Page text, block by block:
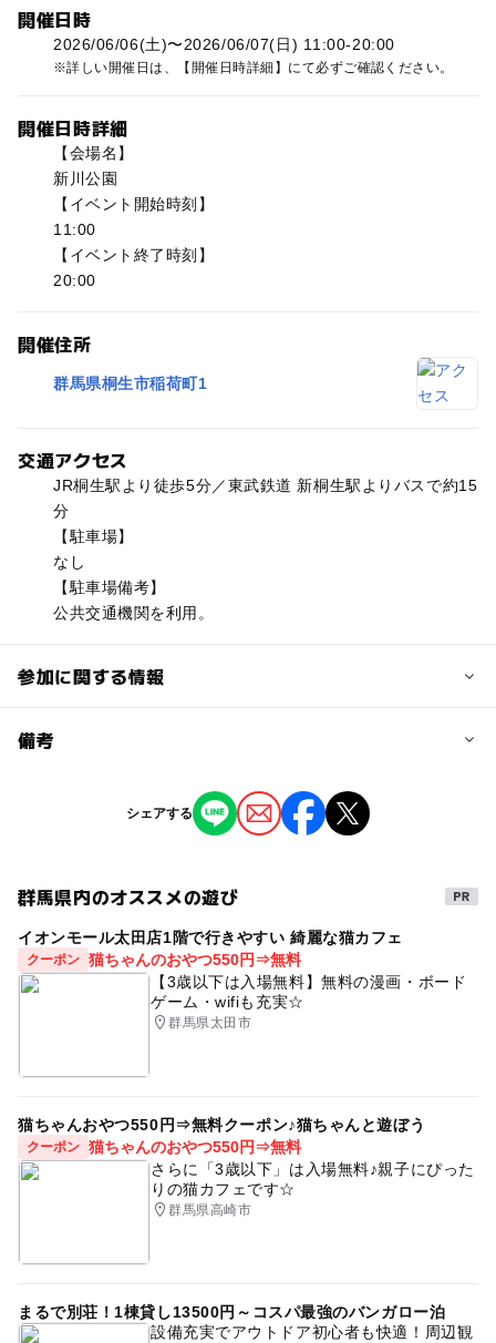
開催日時
2026/06/06(土)〜2026/06/07(日) 11:00-20:00
詳しい開催日は、【開催日時詳細】にて必ずご確認ください。
開催日時詳細
【会場名】
新川公園
【イベント開始時刻】
11:00
【イベント終了時刻】
20:00
開催住所
群馬県桐生市稲荷町1
交通アクセス
JR桐生駅より徒歩5分／東武鉄道 新桐生駅よりバスで約15
分
【駐車場】
なし
【駐車場備考】
公共交通機関を利用。
参加に関する情報
予約/応募
備考
※掲載の情報は天候や主催者側の都合などにより変更にな
ることがあります。
シェアする
群馬県内のオススメの遊び
イオンモール太田店1階で行きやすい 綺麗な猫カフェ
クーポン 猫ちゃんのおやつ550円⇒無料
【3歳以下は入場無料】無料の漫画・ボード
ゲーム・wifiも充実☆
群馬県太田市
猫ちゃんおやつ550円⇒無料クーポン♪猫ちゃんと遊ぼう
クーポン 猫ちゃんのおやつ550円⇒無料
さらに「3歳以下」は入場無料♪親子にぴった
りの猫カフェです☆
群馬県高崎市
まるで別荘！1棟貸し13500円～コスパ最強のバンガロー泊
設備充実でアウトドア初心者も快適！周辺観